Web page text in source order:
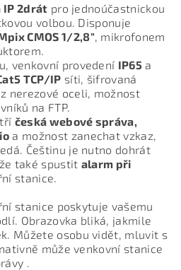
IP 2drát pro jednoúčastnickou
volbou. Disponuje
CMOS 1/2,8" , mikrofonem
venkovní provedení IP65 a
TCP/IP síti, šifrovaná
nerezové oceli, možnost
na FTP.
česká webové správa,
a možnost zanechat vzkaz,
Češtinu je nutno dohrát
také spustit alarm při
stanice.
stanice poskytuje vašemu
Obrazovka bliká, jakmile
Můžete osobu vidět, mluvit s
může venkovní stanice
.